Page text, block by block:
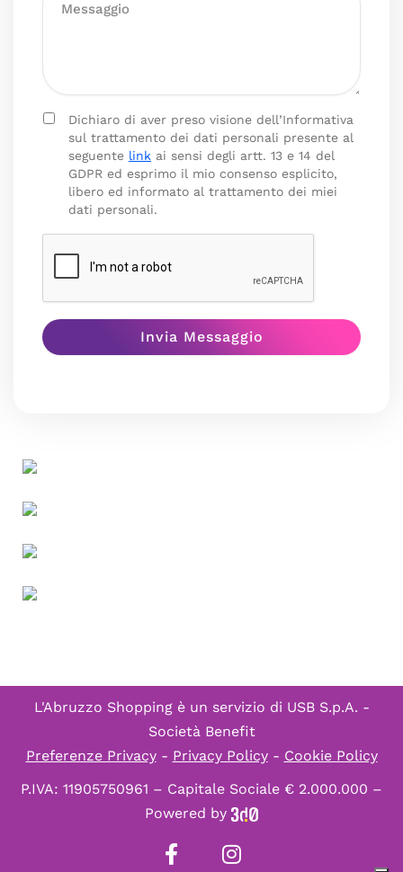
Dichiaro di aver preso visione dell’Informativa
sul trattamento dei dati personali presente al
seguente link ai sensi degli artt. 13 e 14 del
GDPR ed esprimo il mio consenso esplicito,
libero ed informato al trattamento dei miei
dati personali.
L'Abruzzo Shopping è un servizio di USB S.p.A. -
Società Benefit
Preferenze Privacy- Privacy Policy- Cookie Policy
P.IVA: 11905750961 – Capitale Sociale € 2.000.000 –
Powered by